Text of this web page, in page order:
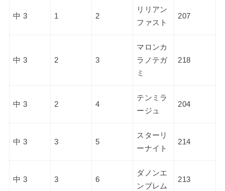
中 3 1 2
リリアン
ファスト
207
中 3 2 3
マロンカ
ラノテガ
ミ
218
中 3 2 4
テンミラ
ージュ
204
中 3 3 5
スターリ
ーナイト
214
中 3 3 6
ダノンエ
ンブレム
213